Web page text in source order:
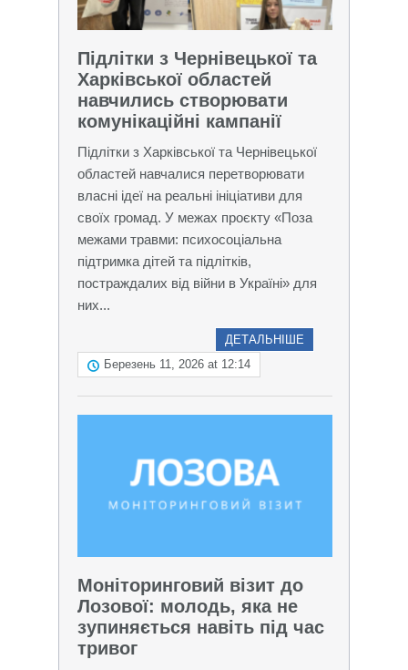
Підлітки з Чернівецької та
Харківської областей
навчились створювати
комунікаційні кампанії
Підлітки з Харківської та Чернівецької
областей навчалися перетворювати
власні ідеї на реальні ініціативи для
своїх громад. У межах проєкту «Поза
межами травми: психосоціальна
підтримка дітей та підлітків,
постраждалих від війни в Україні» для
них...
ДЕТАЛЬНІШЕ
Березень 11, 2026 at 12:14
Моніторинговий візит до
Лозової: молодь, яка не
зупиняється навіть під час
тривог